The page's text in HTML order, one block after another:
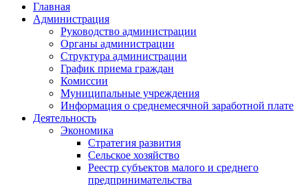
Главная
Администрация
Руководство администрации
Органы администрации
Структура администрации
График приема граждан
Комиссии
Муниципальные учреждения
Информация о среднемесячной заработной плате
Деятельность
Экономика
Стратегия развития
Сельское хозяйство
Реестр субъектов малого и среднего
предпринимательства